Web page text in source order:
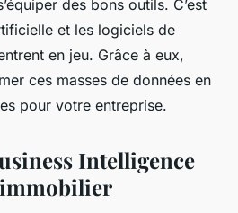
des bons outils. C’est
et les logiciels de
en jeu. Grâce à eux,
ces masses de données en
pour votre entreprise.
Intelligence